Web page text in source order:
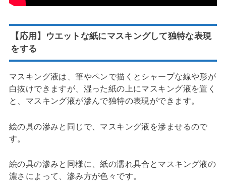
【応用】ウエットな紙にマスキングして独特な表現
をする
マスキング液は、筆やペンで描くとシャープな線や形が
白抜けできますが、湿った紙の上にマスキング液を置く
と、マスキング液が滲んで独特の表現ができます。
絵の具の滲みと同じで、マスキング液を滲ませるので
す。
絵の具の滲みと同様に、紙の濡れ具合とマスキング液の
濃さによって、滲み方が色々です。